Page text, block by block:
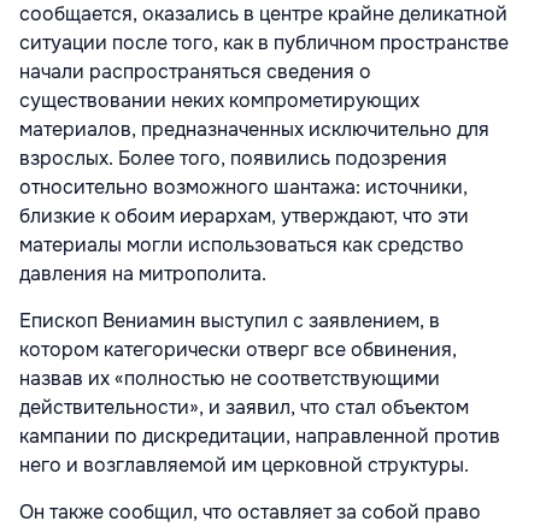
сообщается, оказались в центре крайне деликатной
ситуации после того, как в публичном пространстве
начали распространяться сведения о
существовании неких компрометирующих
материалов, предназначенных исключительно для
взрослых. Более того, появились подозрения
относительно возможного шантажа: источники,
близкие к обоим иерархам, утверждают, что эти
материалы могли использоваться как средство
давления на митрополита.
Епископ Вениамин выступил с заявлением, в
котором категорически отверг все обвинения,
назвав их «полностью не соответствующими
действительности», и заявил, что стал объектом
кампании по дискредитации, направленной против
него и возглавляемой им церковной структуры.
Он также сообщил, что оставляет за собой право